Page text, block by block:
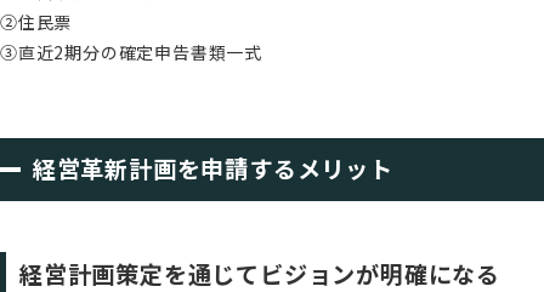
②住民票
③直近2期分の確定申告書類一式
経営革新計画を申請するメリット
経営計画策定を通じてビジョンが明確になる